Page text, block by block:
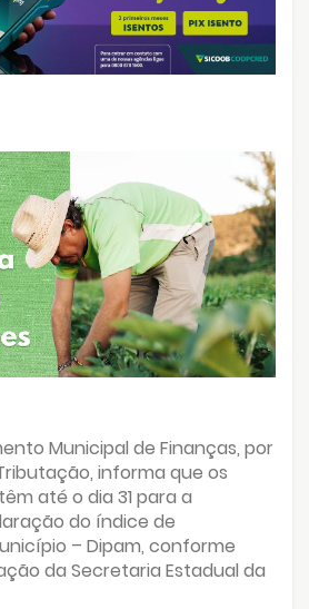
Municipal de Finanças, por
informa que os
até o dia 31 para a
do índice de
– Dipam, conforme
da Secretaria Estadual da